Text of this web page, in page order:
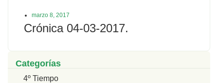
marzo 8, 2017
Crónica 04-03-2017.
Categorías
4º Tiempo